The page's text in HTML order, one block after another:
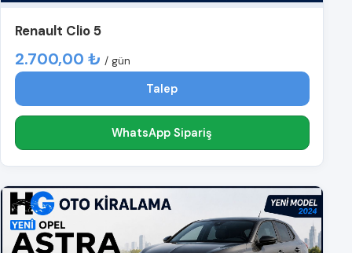
Renault Clio 5
2.700,00 ₺ / gün
Talep
WhatsApp Sipariş